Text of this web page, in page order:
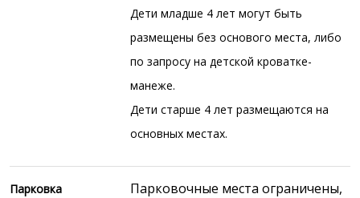
Дети младше 4 лет могут быть
размещены без основого места, либо
по запросу на детской кроватке-
манеже.
Дети старше 4 лет размещаются на
основных местах.
Парковка
Парковочные места ограничены,